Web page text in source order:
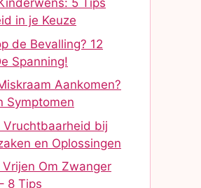
5 Tips
in je Keuze
de Bevalling? 12
Spanning!
Aankomen?
Symptomen
bij
en Oplossingen
Om Zwanger
8 Tips